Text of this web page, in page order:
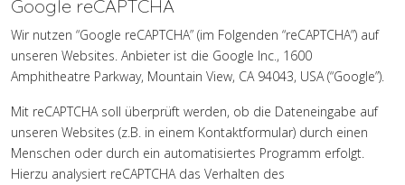
Google reCAPTCHA
Wir nutzen “Google reCAPTCHA” (im Folgenden “reCAPTCHA”) auf
unseren Websites. Anbieter ist die Google Inc., 1600
Amphitheatre Parkway, Mountain View, CA 94043, USA (“Google”).
Mit reCAPTCHA soll überprüft werden, ob die Dateneingabe auf
unseren Websites (z.B. in einem Kontaktformular) durch einen
Menschen oder durch ein automatisiertes Programm erfolgt.
Hierzu analysiert reCAPTCHA das Verhalten des